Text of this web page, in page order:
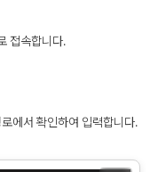
접속합니다.
에서 확인하여 입력합니다.